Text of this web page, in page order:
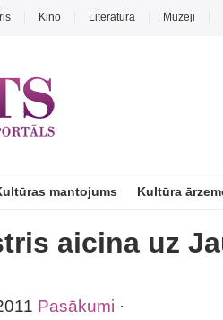
Kino Literatūra Muzeji
mantojums Kultūra
aicina uz
Pasākumi ·